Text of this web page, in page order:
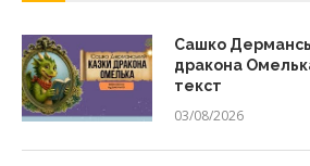
Сашко
дракона
текст
03/08/2026